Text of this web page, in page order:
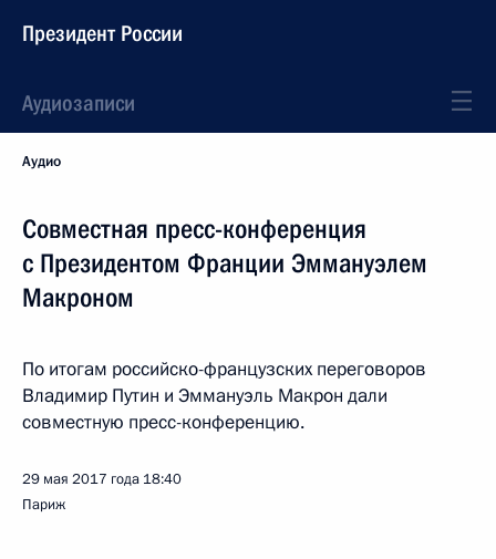
Президент России
Аудиозаписи
Аудио
Совместная пресс-конференция
с Президентом Франции Эммануэлем
Макроном
По итогам российско-французских переговоров
Владимир Путин и Эммануэль Макрон дали
совместную пресс-конференцию.
29 мая 2017 года 18:40
Париж